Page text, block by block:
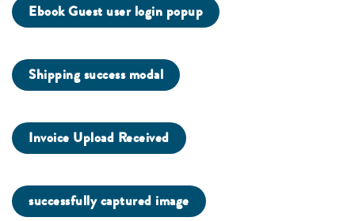
Ebook Guest user login popup
Shipping success modal
Invoice Upload Received
successfully captured image